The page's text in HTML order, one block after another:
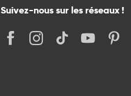
Suivez-nous sur les réseaux !